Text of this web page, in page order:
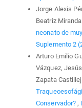
Jorge Alexis
Beatriz
neonato de
Suplemento 2
Arturo Emilio
Vázquez,
Zapata
Conservador?,